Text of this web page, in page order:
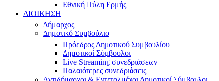
Εθνική Πύλη Ερμής
ΔΙΟΙΚΗΣΗ
Δήμαρχος
Δημοτικό Συμβούλιο
Πρόεδρος Δημοτικού Συμβουλίου
Δημοτικοί Σύμβουλοι
Live Streaming συνεδριάσεων
Παλαιότερες συνεδριάσεις
Αντιδήμαρχοι & Εντεταλμένοι Δημοτικοί Σύμβουλοι